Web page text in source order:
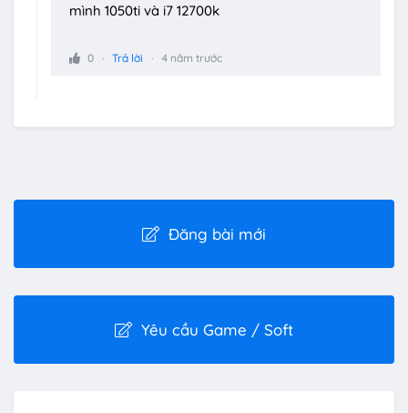
mình 1050ti và i7 12700k
0 Trả lời 4 năm trước
Đăng bài mới
Yêu cầu Game / Soft